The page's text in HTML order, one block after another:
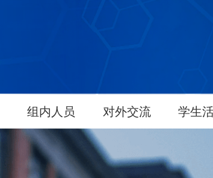
组内人员 对外交流 学生